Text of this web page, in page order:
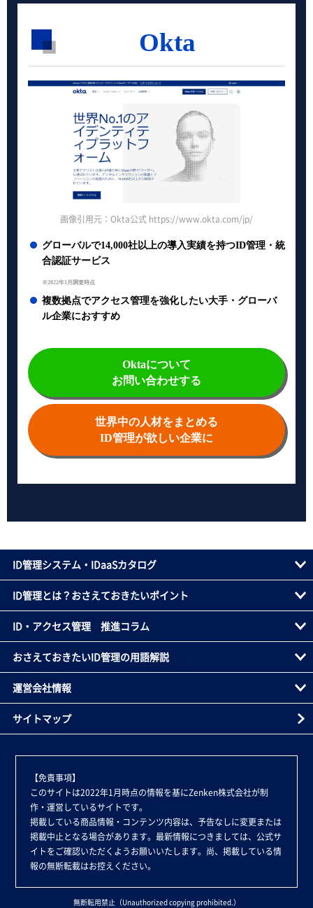
Okta
画像引用元：Okta公式 https://www.okta.com/jp/
グローバルで14,000社以上の導入実績を持つID管理・統
合認証サービス
※2022年1月調査時点
複数拠点でアクセス管理を強化したい大手・グローバ
ル企業におすすめ
Oktaについて
お問い合わせする
世界中の人材をまとめる
ID管理が欲しい企業に
ID管理システム・IDaaSカタログ
ID管理とは？おさえておきたいポイント
ID・アクセス管理 推進コラム
おさえておきたいID管理の用語解説
運営会社情報
サイトマップ
【免責事項】
このサイトは2022年1月時点の情報を基にZenken株式会社が制
作・運営しているサイトです。
掲載している商品情報・コンテンツ内容は、予告なしに変更または
掲載中止となる場合があります。最新情報につきましては、公式サ
イトをご確認いただくようお願いいたします。尚、掲載している情
報の無断転載はお控えください。
無断転用禁止（Unauthorized copying prohibited.）